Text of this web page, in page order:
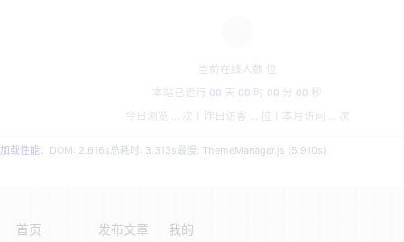
当前在线人数 位
本站已运行 00 天 00 时 00 分 00 秒
今日浏览 ... 次丨 昨日访客 ... 位丨 本月访问 ... 次
加载性能： DOM: 2.616s总耗时: 3.313s最慢: ThemeManager.js (5.910s)
首页 发布文章 我的